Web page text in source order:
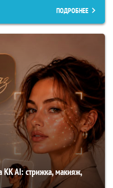
ПОДРОБНЕЕ
KK AI: стрижка, макияж,